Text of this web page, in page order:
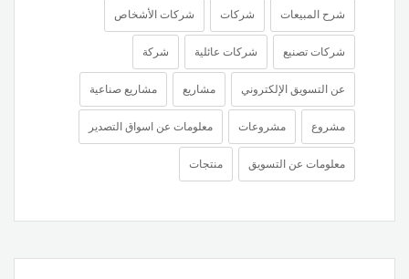
شرح المبيعات شركات شركات الأشخاص
شركات تصنيع شركات عائلية شركة
عن التسويق الإلكتروني مشاريع مشاريع صناعية
مشروع مشروعات معلومات عن اسواق التصدير
معلومات عن التسويق منتجات